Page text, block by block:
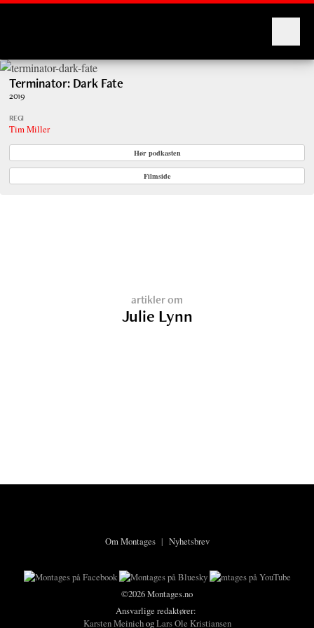
Terminator: Dark Fate
2019
REGI
Tim Miller
Hør podkasten
Filmside
artikler om
Julie Lynn
Om Montages| Nyhetsbrev
©2026 Montages.no
Ansvarlige redaktører:
Karsten MeinichogLars Ole Kristiansen